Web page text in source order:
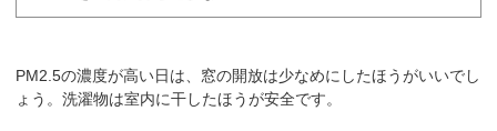
PM2.5の濃度が高い日は、窓の開放は少なめにしたほうがいいでし
ょう。洗濯物は室内に干したほうが安全です。